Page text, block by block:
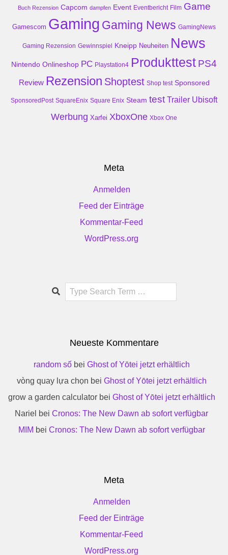
Buch Rezension Capcom dampfen Event Eventbericht Film Game
Gamescom Gaming Gaming News GamingNews
Gaming Rezension Gewinnspiel Kneipp Neuheiten News
Nintendo Onlineshop PC Playstation4 Produkttest PS4
Review Rezension Shoptest Shop test Sponsored
SponsoredPost SquareEnix Square Enix Steam test Trailer Ubisoft
Werbung Xarfei XboxOne Xbox One
Meta
Anmelden
Feed der Einträge
Kommentar-Feed
WordPress.org
Search
Neueste Kommentare
random sốbei Ghost of Yōtei jetzt erhältlich
vòng quay lựa chọn bei Ghost of Yōtei jetzt erhältlich
grow a garden calculatorbei Ghost of Yōtei jetzt erhältlich
Nariel bei Cronos: The New Dawn ab sofort verfügbar
MIM bei Cronos: The New Dawn ab sofort verfügbar
Meta
Anmelden
Feed der Einträge
Kommentar-Feed
WordPress.org